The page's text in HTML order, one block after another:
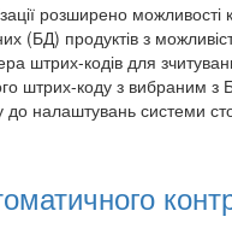
розширено
(БД) продуктів з
штрих-кодів для
штрих-коду з вибраним з
до налаштувань системи